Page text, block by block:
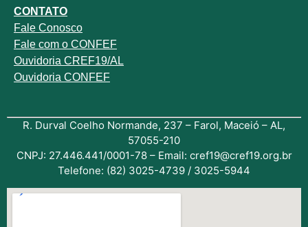
CONTATO
Fale Conosco
Fale com o CONFEF
Ouvidoria CREF19/AL
Ouvidoria CONFEF
R. Durval Coelho Normande, 237 – Farol, Maceió – AL,
57055-210
CNPJ: 27.446.441/0001-78 – Email: cref19@cref19.org.br
Telefone: (82) 3025-4739 / 3025-5944